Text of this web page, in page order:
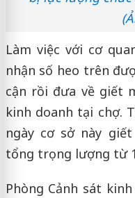
Làm việc với cơ
nhận số heo trên
cận rồi đưa về giết
kinh doanh tại chợ.
ngày cơ sở này
tổng trọng lượng từ
Phòng Cảnh sát